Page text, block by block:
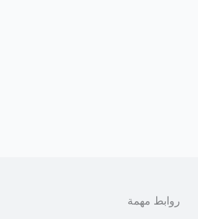
روابط مهمة